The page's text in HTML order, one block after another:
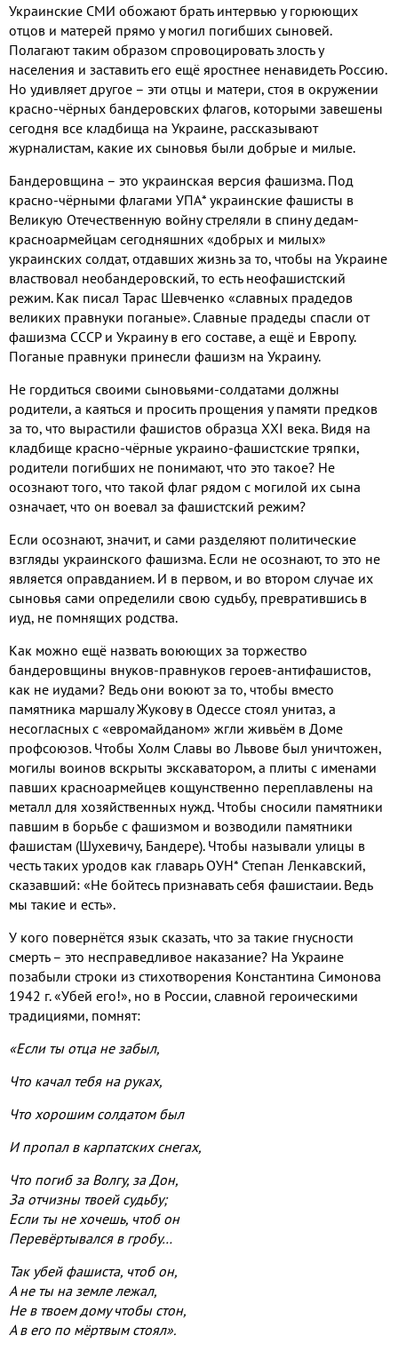
Украинские СМИ обожают брать интервью у горюющих
отцов и матерей прямо у могил погибших сыновей.
Полагают таким образом спровоцировать злость у
населения и заставить его ещё яростнее ненавидеть Россию.
Но удивляет другое – эти отцы и матери, стоя в окружении
красно-чёрных бандеровских флагов, которыми завешены
сегодня все кладбища на Украине, рассказывают
журналистам, какие их сыновья были добрые и милые.
Бандеровщина – это украинская версия фашизма. Под
красно-чёрными флагами УПА* украинские фашисты в
Великую Отечественную войну стреляли в спину дедам-
красноармейцам сегодняшних «добрых и милых»
украинских солдат, отдавших жизнь за то, чтобы на Украине
властвовал необандеровский, то есть неофашистский
режим. Как писал Тарас Шевченко «славных прадедов
великих правнуки поганые». Славные прадеды спасли от
фашизма СССР и Украину в его составе, а ещё и Европу.
Поганые правнуки принесли фашизм на Украину.
Не гордиться своими сыновьями-солдатами должны
родители, а каяться и просить прощения у памяти предков
за то, что вырастили фашистов образца ХХI века. Видя на
кладбище красно-чёрные украино-фашистские тряпки,
родители погибших не понимают, что это такое? Не
осознают того, что такой флаг рядом с могилой их сына
означает, что он воевал за фашистский режим?
Если осознают, значит, и сами разделяют политические
взгляды украинского фашизма. Если не осознают, то это не
является оправданием. И в первом, и во втором случае их
сыновья сами определили свою судьбу, превратившись в
иуд, не помнящих родства.
Как можно ещё назвать воюющих за торжество
бандеровщины внуков-правнуков героев-антифашистов,
как не иудами? Ведь они воюют за то, чтобы вместо
памятника маршалу Жукову в Одессе стоял унитаз, а
несогласных с «евромайданом» жгли живьём в Доме
профсоюзов. Чтобы Холм Cлавы во Львове был уничтожен,
могилы воинов вскрыты экскаватором, а плиты с именами
павших красноармейцев кощунственно переплавлены на
металл для хозяйственных нужд. Чтобы сносили памятники
павшим в борьбе с фашизмом и возводили памятники
фашистам (Шухевичу, Бандере). Чтобы называли улицы в
честь таких уродов как главарь ОУН* Степан Ленкавский,
сказавший: «Не бойтесь признавать себя фашистаии. Ведь
мы такие и есть».
У кого повернётся язык сказать, что за такие гнусности
смерть – это несправедливое наказание? На Украине
позабыли строки из стихотворения Константина Симонова
1942 г. «Убей его!», но в России, славной героическими
традициями, помнят:
«Если ты отца не забыл,
Что качал тебя на руках,
Что хорошим солдатом был
И пропал в карпатских снегах,
Что погиб за Волгу, за Дон,
За отчизны твоей судьбу;
Если ты не хочешь, чтоб он
Перевёртывался в гробу…
Так убей фашиста, чтоб он,
Ане ты на земле лежал,
Не в твоем дому чтобы стон,
Ав его по мёртвым стоял».